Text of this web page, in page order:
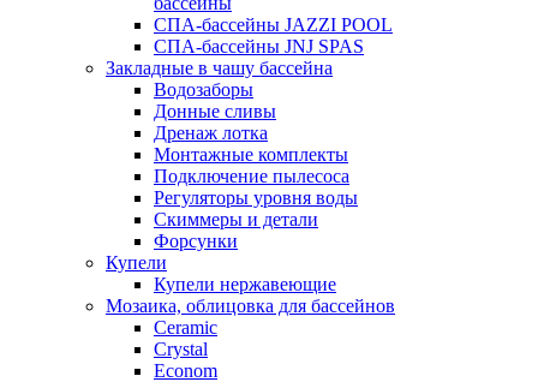
СПА-бассейны JAZZI POOL
СПА-бассейны JNJ SPAS
Закладные в чашу бассейна
Водозаборы
Донные сливы
Дренаж лотка
Монтажные комплекты
Подключение пылесоса
Регуляторы уровня воды
Скиммеры и детали
Форсунки
Купели
Купели нержавеющие
Мозаика, облицовка для бассейнов
Ceramic
Crystal
Econom